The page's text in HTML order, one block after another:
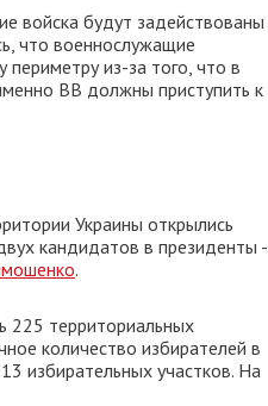
войска будут задействованы
что военнослужащие
из-за того, что в
ВВ должны приступить к
Украины открылись
кандидатов в президенты -
.
225 территориальных
количество избирателей в
избирательных участков. На